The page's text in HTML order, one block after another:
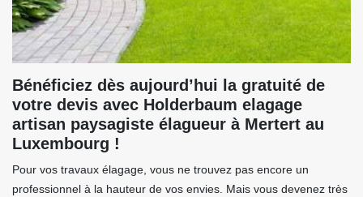
Bénéficiez dès aujourd’hui la gratuité de
votre devis avec Holderbaum elagage
artisan paysagiste élagueur à Mertert au
Luxembourg !
Pour vos travaux élagage, vous ne trouvez pas encore un
professionnel à la hauteur de vos envies. Mais vous devenez très